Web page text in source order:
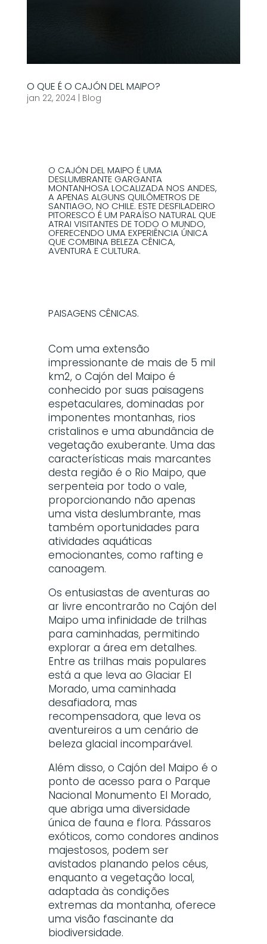
O QUE É O CAJÓN DEL MAIPO?
jan 22, 2024| Blog
O CAJÓN DEL MAIPO É UMA
DESLUMBRANTE GARGANTA
MONTANHOSA LOCALIZADA NOS ANDES,
A APENAS ALGUNS QUILÔMETROS DE
SANTIAGO, NO CHILE. ESTE DESFILADEIRO
PITORESCO É UM PARAÍSO NATURAL QUE
ATRAI VISITANTES DE TODO O MUNDO,
OFERECENDO UMA EXPERIÊNCIA ÚNICA
QUE COMBINA BELEZA CÊNICA,
AVENTURA E CULTURA.
PAISAGENS CÊNICAS.
Com uma extensão
impressionante de mais de 5 mil
km2, o Cajón del Maipo é
conhecido por suas paisagens
espetaculares, dominadas por
imponentes montanhas, rios
cristalinos e uma abundância de
vegetação exuberante. Uma das
características mais marcantes
desta região é o Rio Maipo, que
serpenteia por todo o vale,
proporcionando não apenas
uma vista deslumbrante, mas
também oportunidades para
atividades aquáticas
emocionantes, como rafting e
canoagem.
Os entusiastas de aventuras ao
ar livre encontrarão no Cajón del
Maipo uma infinidade de trilhas
para caminhadas, permitindo
explorar a área em detalhes.
Entre as trilhas mais populares
está a que leva ao Glaciar El
Morado, uma caminhada
desafiadora, mas
recompensadora, que leva os
aventureiros a um cenário de
beleza glacial incomparável.
Além disso, o Cajón del Maipo é o
ponto de acesso para o Parque
Nacional Monumento El Morado,
que abriga uma diversidade
única de fauna e flora. Pássaros
exóticos, como condores andinos
majestosos, podem ser
avistados planando pelos céus,
enquanto a vegetação local,
adaptada às condições
extremas da montanha, oferece
uma visão fascinante da
biodiversidade.